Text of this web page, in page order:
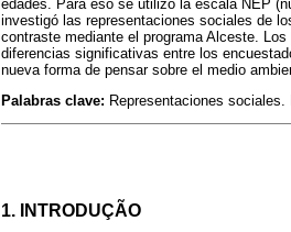
edades. Para eso se utilizó la escala NEP
investigó las representaciones sociales de
contraste mediante el programa Alceste.
diferencias significativas entre los
nueva forma de pensar sobre el medio
Palabras clave: Representaciones
1. INTRODUÇÃO